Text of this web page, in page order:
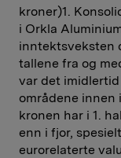
kroner)1.
i Orkla
inntektsveksten
tallene fra og
var det
områdene innen
kronen har i 1.
enn i fjor,
eurorelaterte